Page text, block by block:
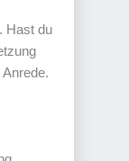
Hast du